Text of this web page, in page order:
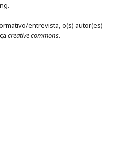
entrevista, o(s) autor(es)
creative commons.